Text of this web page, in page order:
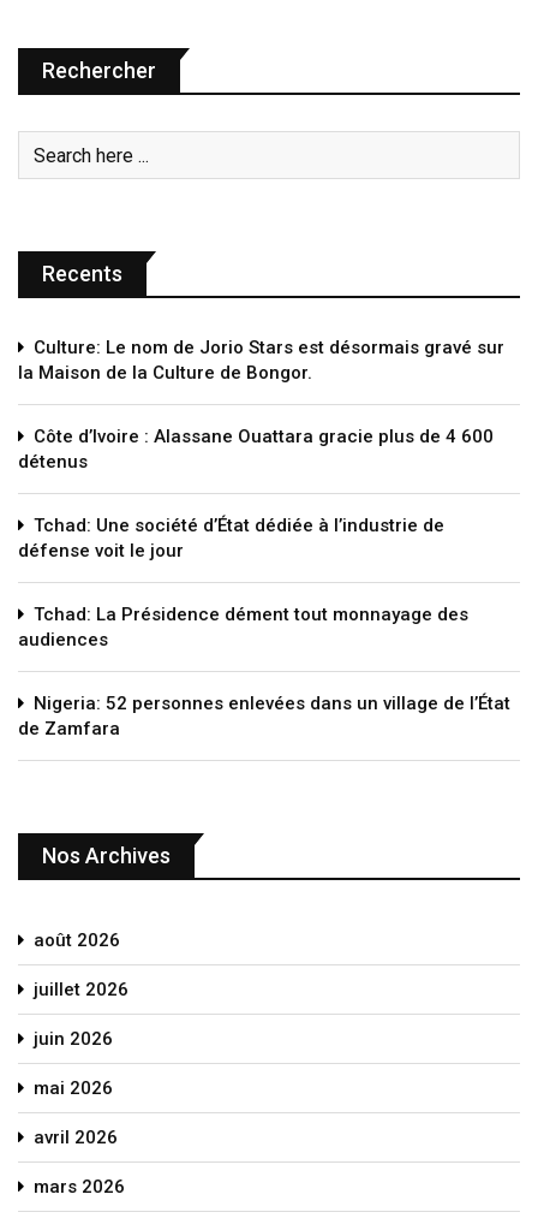
Rechercher
Recents
Culture: Le nom de Jorio Stars est désormais gravé sur
la Maison de la Culture de Bongor.
Côte d’Ivoire : Alassane Ouattara gracie plus de 4 600
détenus
Tchad: Une société d’État dédiée à l’industrie de
défense voit le jour
Tchad: La Présidence dément tout monnayage des
audiences
Nigeria: 52 personnes enlevées dans un village de l’État
de Zamfara
Nos Archives
août 2026
juillet 2026
juin 2026
mai 2026
avril 2026
mars 2026